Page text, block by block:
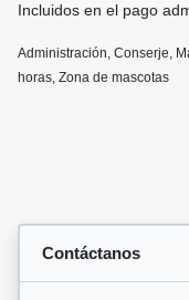
Incluidos en el pago
Administración, Conserje,
horas, Zona de mascotas
Contáctanos